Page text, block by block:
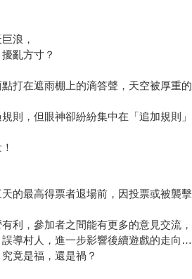
浪，
亂方寸？
打在遮雨棚上的滴答聲，天空被厚重
則，但眼神卻紛紛集中在「追加規則
的最高得票者退場前，因投票或被襲
利，參加者之間能有更多的意見交流
誤導村人，進一步影響後續遊戲的走向
竟是福，還是禍？